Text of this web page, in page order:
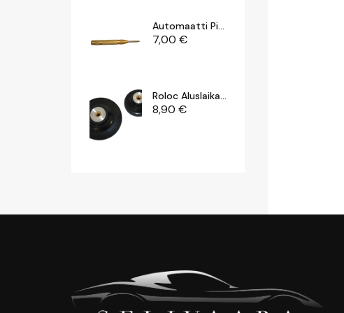
Automaatti Pistepuikko 125 Mm
7,00 €
Roloc Aluslaikat 2" & 3"
8,90 €
Finixa Sanding Guide 400 Ml